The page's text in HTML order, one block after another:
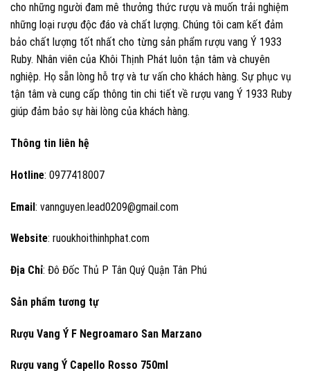
cho những người đam mê thưởng thức rượu và muốn trải nghiệm
những loại rượu độc đáo và chất lượng. Chúng tôi cam kết đảm
bảo chất lượng tốt nhất cho từng sản phẩm rượu vang Ý 1933
Ruby. Nhân viên của Khôi Thịnh Phát luôn tận tâm và chuyên
nghiệp. Họ sẵn lòng hỗ trợ và tư vấn cho khách hàng. Sự phục vụ
tận tâm và cung cấp thông tin chi tiết về rượu vang Ý 1933 Ruby
giúp đảm bảo sự hài lòng của khách hàng.
Thông tin liên hệ
Hotline: 0977418007
Email: vannguyen.lead0209@gmail.com
Website: ruoukhoithinhphat.com
Địa Chỉ: Đô Đốc Thủ P Tân Quý Quận Tân Phú
Sản phẩm tương tự
Rượu Vang Ý F Negroamaro San Marzano
Rượu vang Ý Capello Rosso 750ml